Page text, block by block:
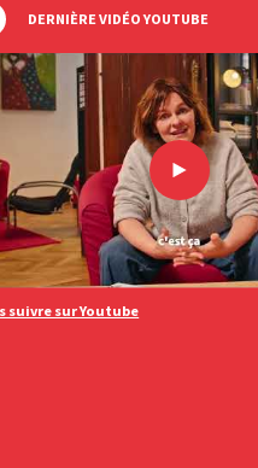
DERNIÈRE VIDÉO YOUTUBE
suivre sur Youtube